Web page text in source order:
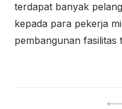
terdapat banyak
kepada para pekerja
pembangunan fasilitas